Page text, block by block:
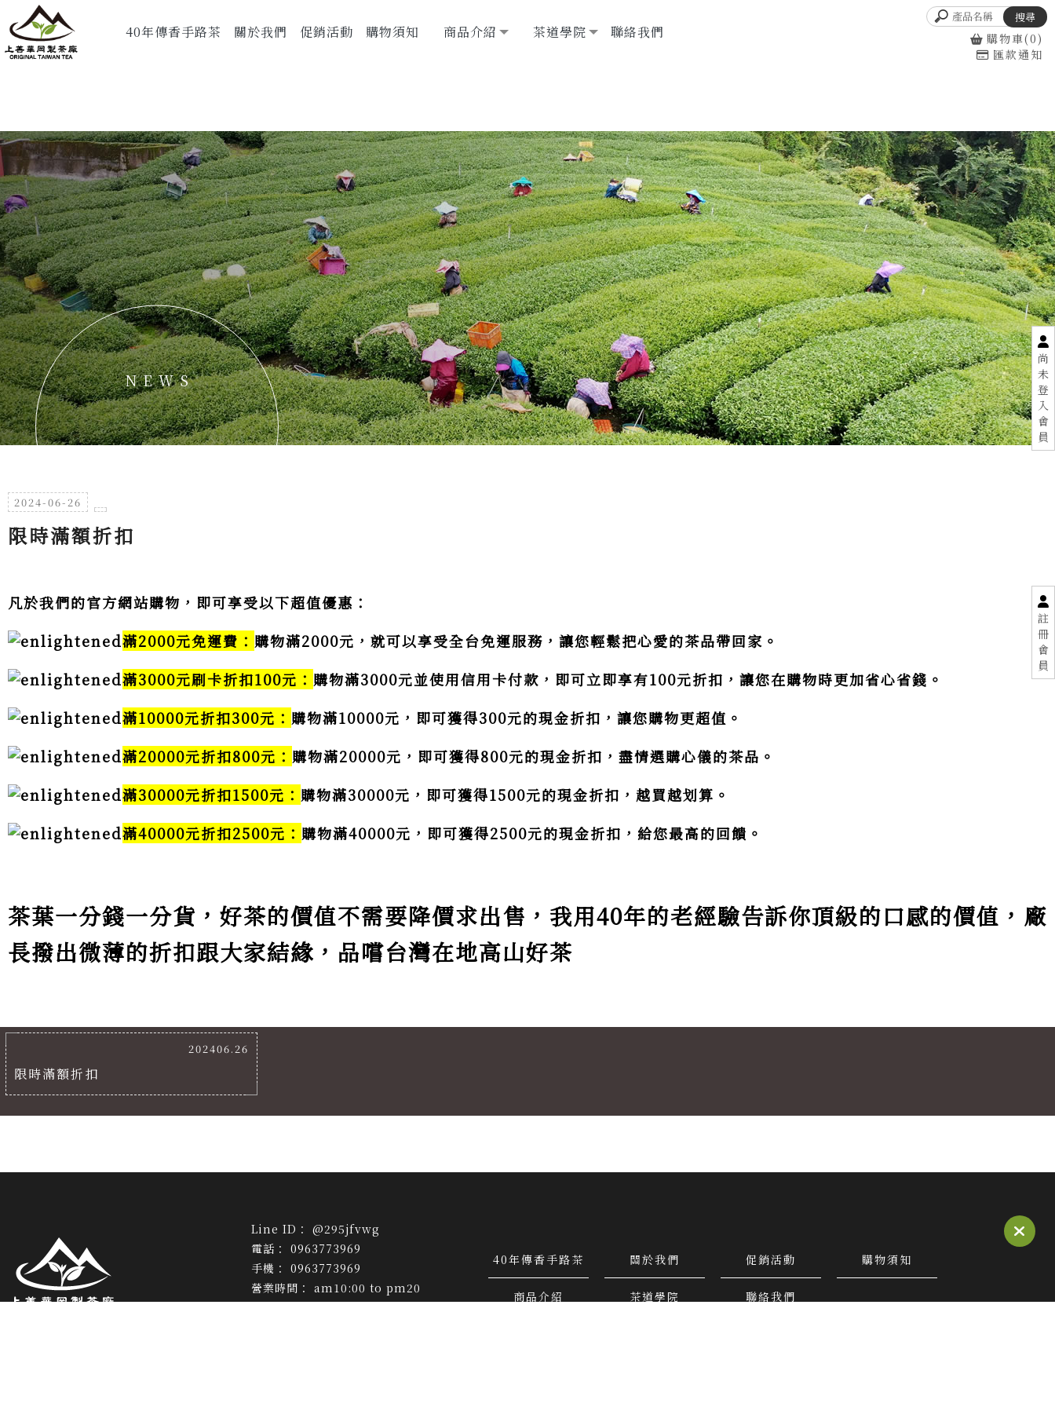
尚
未
登
入
會
員
註
冊
會
員
購物車(0)
匯款通知
40年傳香手路茶 關於我們 促銷活動 購物須知 商品介紹 茶道學院 聯絡我們
2024-06-26
限時滿額折扣
凡於我們的官方網站購物，即可享受以下超值優惠：
滿2000元免運費： 購物滿2000元，就可以享受全台免運服務，讓您輕鬆把心愛的茶品帶回家。
滿3000元刷卡折扣100元： 購物滿3000元並使用信用卡付款，即可立即享有100元折扣，讓您在購物時更加省心省錢。
滿10000元折扣300元： 購物滿10000元，即可獲得300元的現金折扣，讓您購物更超值。
滿20000元折扣800元： 購物滿20000元，即可獲得800元的現金折扣，盡情選購心儀的茶品。
滿30000元折扣1500元： 購物滿30000元，即可獲得1500元的現金折扣，越買越划算。
滿40000元折扣2500元： 購物滿40000元，即可獲得2500元的現金折扣，給您最高的回饋。
茶葉一分錢一分貨，好茶的價值不需要降價求出售，我用40年的老經驗告訴你頂級的口感的價值， 廠
長撥出微薄的折扣跟大家結緣，品嚐台灣在地高山好茶
202406.26
限時滿額折扣
@295jfvwg
0963773969
0963773969
am10:00 to pm20
40年傳香手路茶 關於我們 促銷活動 購物須知
商品介紹 茶道學院 聯絡我們